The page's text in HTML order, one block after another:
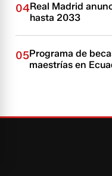
04Real Madrid
hasta 2033
05Programa de
maestrías en